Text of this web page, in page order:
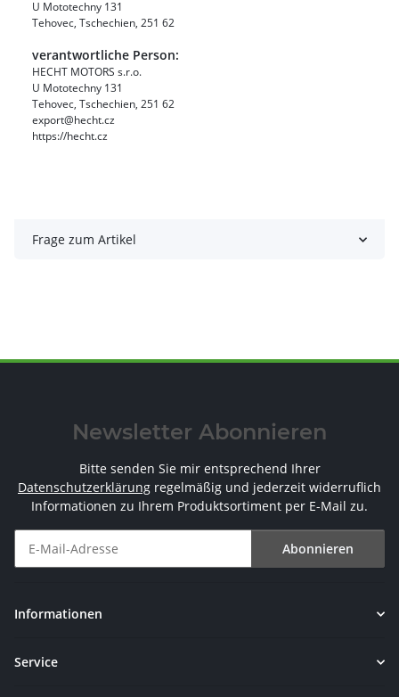
U Mototechny 131
Tehovec, Tschechien, 251 62
verantwortliche Person:
HECHT MOTORS s.r.o.
U Mototechny 131
Tehovec, Tschechien, 251 62
export@hecht.cz
https://hecht.cz
Frage zum Artikel
Newsletter Abonnieren
Bitte senden Sie mir entsprechend Ihrer
Datenschutzerklärung regelmäßig und jederzeit widerruflich
Informationen zu Ihrem Produktsortiment per E-Mail zu.
Abonnieren
Informationen
Service